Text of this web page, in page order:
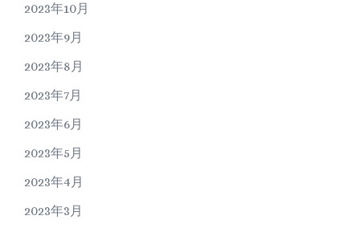
2023年10月
2023年9月
2023年8月
2023年7月
2023年6月
2023年5月
2023年4月
2023年3月